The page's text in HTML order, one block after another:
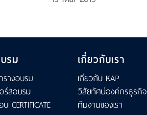
รม
รางอบรม
ร์สอบรม
CERTIFICATE
เกี่ยวกับเรา
เกี่ยวกับ KAP
วิสัยทัศน์องค์กรธุรกิจ
ทีมงานของเรา